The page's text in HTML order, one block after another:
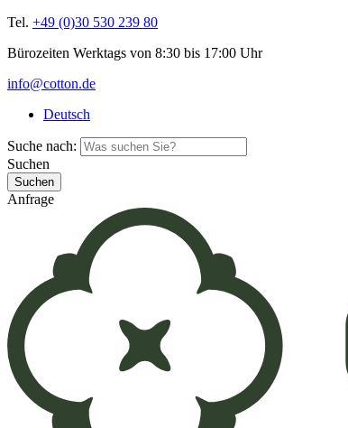
Tel. +49 (0)30 530 239 80
Bürozeiten Werktags von 8:30 bis 17:00 Uhr
info@cotton.de
Deutsch
Suche nach:
Suchen
Anfrage